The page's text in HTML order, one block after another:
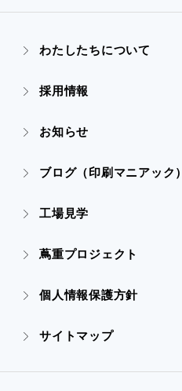
- デザイン
- 販促グッズ
- ごあいさつ
- 会社概要
- CSR活動
- 実績紹介TOP
- ぎぞらーず
- デザイン
わたしたちについて
採用情報
お知らせ
ブログ（印刷マニアック）
工場見学
蔦重プロジェクト
個人情報保護方針
サイトマップ